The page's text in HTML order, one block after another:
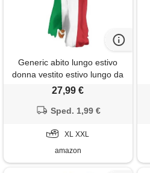
Generic abito lungo estivo
donna vestito estivo lungo da
donna senza maniche con
tasche pratiche leggero e
fluttuante per feste, spiaggia o
27,99 €
Sped. 1,99 €
XL XXL
amazon